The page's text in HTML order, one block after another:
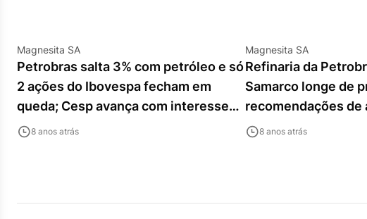
Magnesita SA
Petrobras salta 3% com petróleo e só
2 ações do Ibovespa fecham em
queda; Cesp avança com interesse
em leilão
8 anos atrás
Magnesita SA
Refinaria da
Samarco longe de
recomendações de
notícias
8 anos atrás